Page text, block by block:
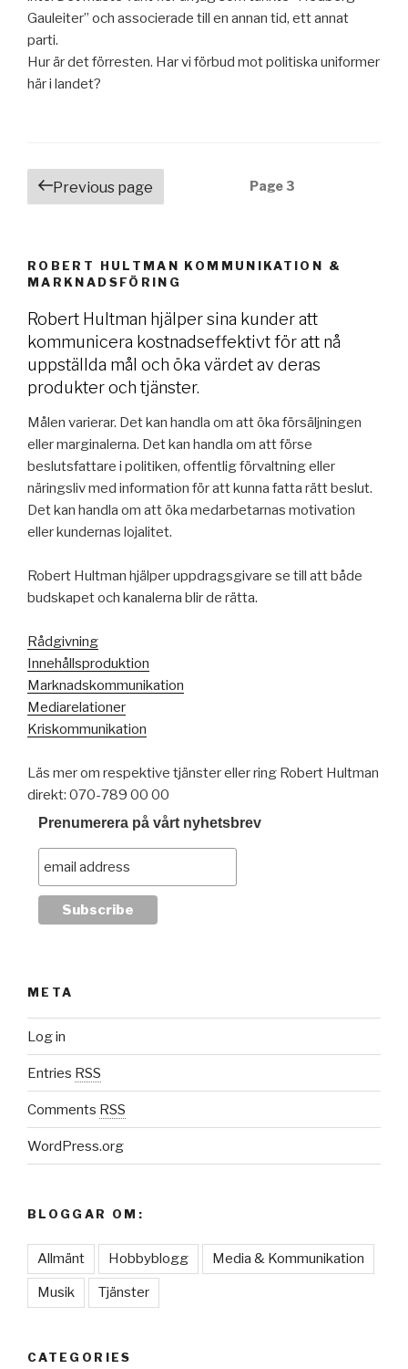
Gauleiter” och associerade till en annan tid, ett annat
parti.
Hur är det förresten. Har vi förbud mot politiska uniformer
här i landet?
Posts
navigation
Previous page Page3
ROBERT HULTMAN KOMMUNIKATION &
MARKNADSFÖRING
Robert Hultman hjälper sina kunder att
kommunicera kostnadseffektivt för att nå
uppställda mål och öka värdet av deras
produkter och tjänster.
Målen varierar. Det kan handla om att öka försäljningen
eller marginalerna. Det kan handla om att förse
beslutsfattare i politiken, offentlig förvaltning eller
näringsliv med information för att kunna fatta rätt beslut.
Det kan handla om att öka medarbetarnas motivation
eller kundernas lojalitet.
Robert Hultman hjälper uppdragsgivare se till att både
budskapet och kanalerna blir de rätta.
Rådgivning
Innehållsproduktion
Marknadskommunikation
Mediarelationer
Kriskommunikation
Läs mer om respektive tjänster eller ring Robert Hultman
direkt: 070-789 00 00
Prenumerera på vårt nyhetsbrev
META
Log in
Entries RSS
Comments RSS
WordPress.org
BLOGGAR OM:
Allmänt Hobbyblogg Media & Kommunikation
Musik Tjänster
CATEGORIES